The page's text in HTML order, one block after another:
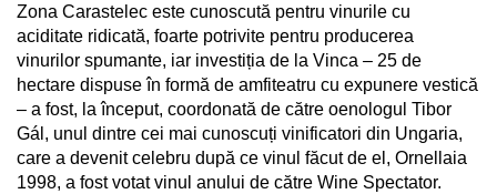
Zona Carastelec este cunoscută pentru vinurile cu
aciditate ridicată, foarte potrivite pentru producerea
vinurilor spumante, iar investiția de la Vinca – 25 de
hectare dispuse în formă de amfiteatru cu expunere vestică
– a fost, la început, coordonată de către oenologul Tibor
Gál, unul dintre cei mai cunoscuți vinificatori din Ungaria,
care a devenit celebru după ce vinul făcut de el, Ornellaia
1998, a fost votat vinul anului de către Wine Spectator.